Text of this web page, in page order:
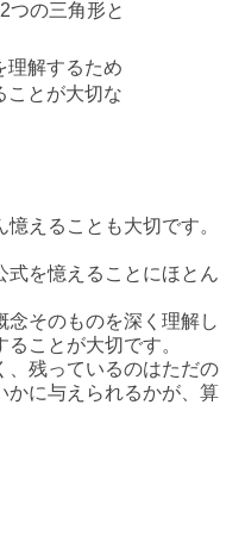
つの三角形と
理解するため
ことが大切な
えることも大切です。
式を憶えることにほとん
念そのものを深く理解し
ことが大切です。
、残っているのはただの
かに与えられるかが、算